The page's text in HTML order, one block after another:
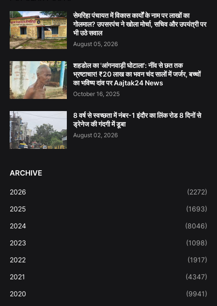
सेमरिहा पंचायत में विकास कार्यों के नाम पर लाखों का
गोलमाल? उपसरपंच ने खोला मोर्चा, सचिव और उपयंत्री पर
भी उठे सवाल
August 05, 2026
शहडोल का 'आंगनवाड़ी घोटाला': नींव से छत तक
भ्रष्टाचार! ₹20 लाख का भवन चंद सालों में जर्जर, बच्चों
का भविष्य दांव पर Aajtak24 News
October 16, 2025
8 वर्ष से स्वच्छता में नंबर-1 इंदौर का लिंक रोड 8 दिनों से
ड्रेनेज की गंदगी में डूबा
August 02, 2026
ARCHIVE
2026 (2272)
2025 (1693)
2024 (8046)
2023 (1098)
2022 (1917)
2021 (4347)
2020 (9941)